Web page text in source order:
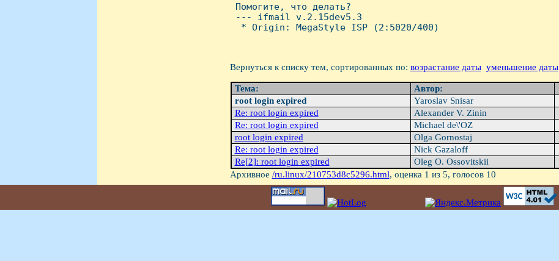
Помогите, что делать?
--- ifmail v.2.15dev5.3
  * Origin: MegaStyle ISP (2:5020/400)
Вернуться к списку тем, сортированных по: возрастание даты уменьшение даты
Тема: Автор:
root login expired
Yaroslav Snisar
Re: root login expired
Alexander V. Zinin
Re: root login expired
Michael de\'OZ
root login expired
Olga Gornostaj
Re: root login expired
Nick Gazaloff
Re[2]: root login expired
Oleg O. Ossovitskii
Архивное /ru.linux/210753d8c5296.html, оценка 1 из 5, голосов 10